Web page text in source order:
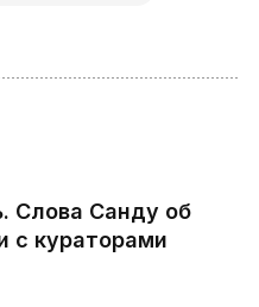
Слова Санду об
с кураторами